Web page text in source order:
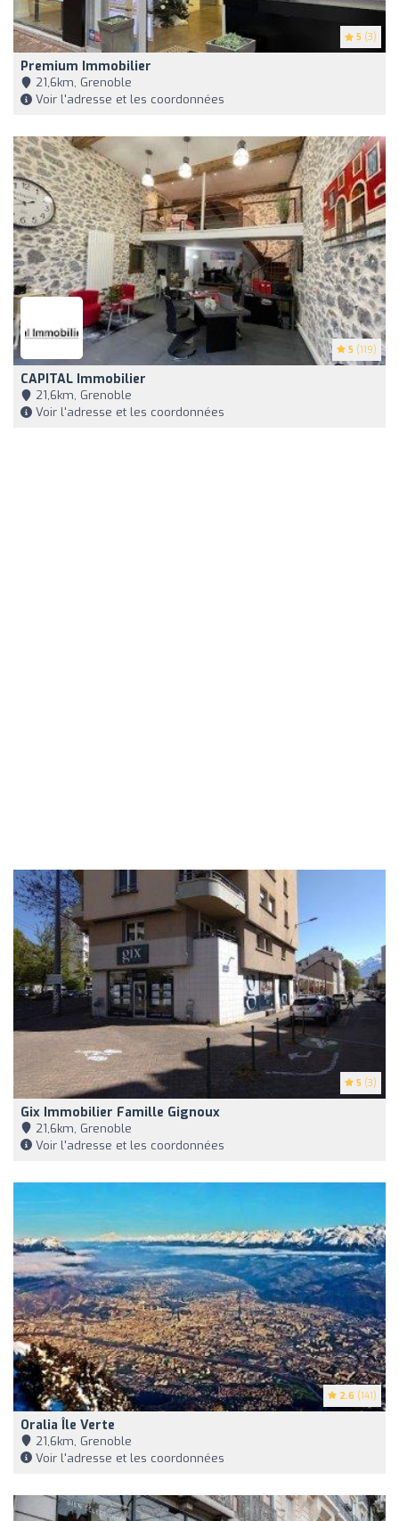
5 (3)
Premium Immobilier
21,6km, Grenoble
Voir l'adresse et les coordonnées
5 (119)
CAPITAL Immobilier
21,6km, Grenoble
Voir l'adresse et les coordonnées
5 (3)
Gix Immobilier Famille Gignoux
21,6km, Grenoble
Voir l'adresse et les coordonnées
2.6 (141)
Oralia Île Verte
21,6km, Grenoble
Voir l'adresse et les coordonnées